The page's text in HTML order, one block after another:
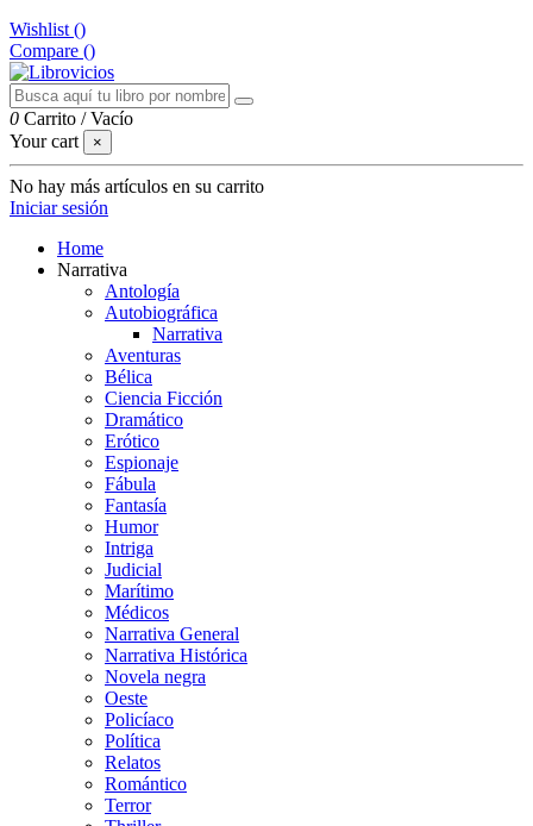
Wishlist ()
Compare ()
0 Carrito /Vacío
Your cart
×
No hay más artículos en su carrito
Iniciar sesión
Home
Narrativa
Antología
Autobiográfica
Narrativa
Aventuras
Bélica
Ciencia Ficción
Dramático
Erótico
Espionaje
Fábula
Fantasía
Humor
Intriga
Judicial
Marítimo
Médicos
Narrativa General
Narrativa Histórica
Novela negra
Oeste
Policíaco
Política
Relatos
Romántico
Terror